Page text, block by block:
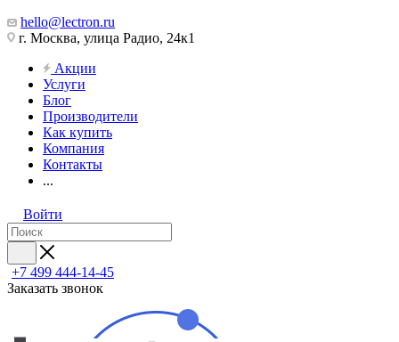
hello@lectron.ru
г. Москва, улица Радио, 24к1
Акции
Услуги
Блог
Производители
Как купить
Компания
Контакты
...
Войти
+7 499 444-14-45
Заказать звонок